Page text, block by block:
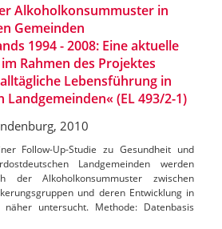
Alkoholkonsummuster in
Gemeinden
1994 - 2008: Eine aktuelle
Rahmen des Projektes
Lebensführung in
(EL 493/2-1)
2010
Follow-Up-Studie zu Gesundheit und
Landgemeinden werden
der Alkoholkonsummuster zwischen
und deren Entwicklung in
untersucht. Methode: Datenbasis